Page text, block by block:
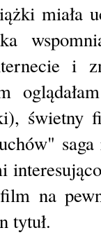
miała
i
świetny
na
tytuł.